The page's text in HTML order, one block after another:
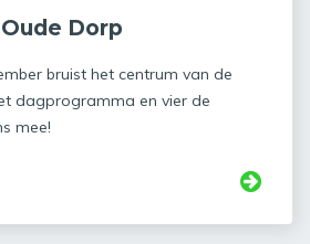
Dorp
bruist het centrum van de
dagprogramma en vier de
mee!